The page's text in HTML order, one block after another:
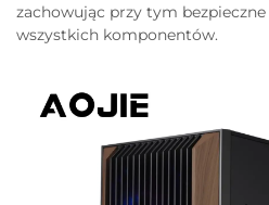
zachowując przy tym
wszystkich komponentów.